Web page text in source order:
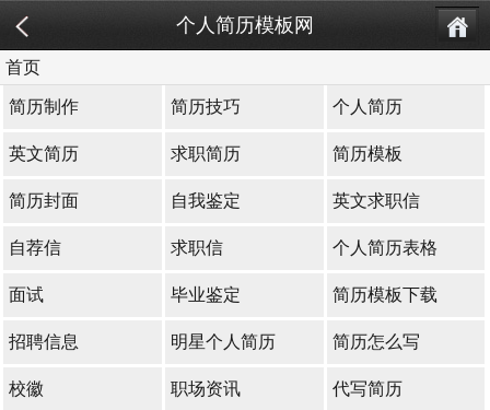
个人简历模板网
首页
简历制作 简历技巧 个人简历
英文简历 求职简历 简历模板
简历封面 自我鉴定 英文求职信
自荐信 求职信 个人简历表格
面试 毕业鉴定 简历模板下载
招聘信息 明星个人简历 简历怎么写
校徽 职场资讯 代写简历